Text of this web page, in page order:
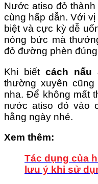
Nước atiso đỏ
cùng hấp dẫn. Với
biệt và cực kỳ dễ
nóng bức mà
đỏ đường phèn
Khi biết cách nấu
thường xuyên
nha. Để không mất
nước atiso đỏ vào
hằng ngày nhé.
Xem thêm:
Tác dụng của
lưu ý khi sử